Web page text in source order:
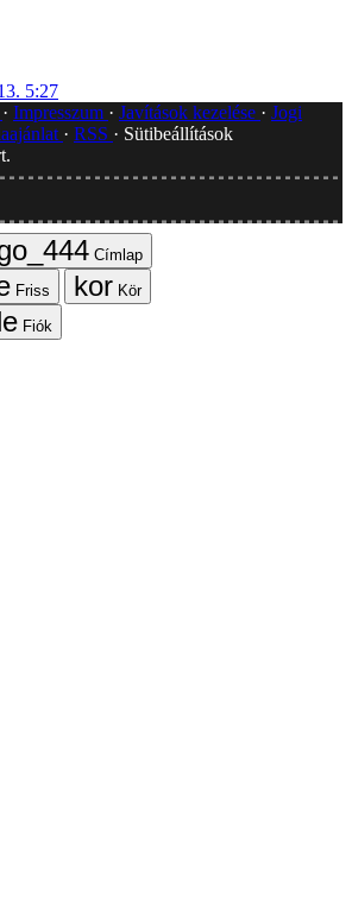
5:27
Impresszum Javítások kezelése
Jogi
RSS
Sütibeállítások
Címlap
Friss
Kör
Fiók